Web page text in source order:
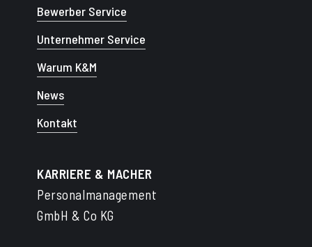
Bewerber Service
Unternehmer Service
Warum K&M
News
Kontakt
KARRIERE & MACHER
Personalmanagement
GmbH & Co KG